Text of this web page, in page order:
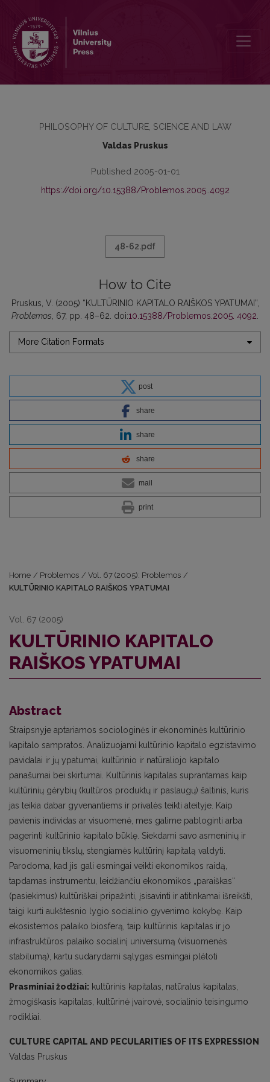
PHILOSOPHY OF CULTURE, SCIENCE AND LAW
Valdas Pruskus
Published 2005-01-01
https://doi.org/10.15388/Problemos.2005..4092
48-62.pdf
How to Cite
Pruskus, V. (2005) “KULTŪRINIO KAPITALO RAIŠKOS YPATUMAI”,
Problemos , 67, pp. 48–62. doi:10.15388/Problemos.2005. 4092
More Citation Formats
post
share
share
share
mail
print
Home / Problemos / Vol. 67 (2005): Problemos /
KULTŪRINIO KAPITALO RAIŠKOS YPATUMAI
Vol. 67 (2005)
KULTŪRINIO KAPITALO
RAIŠKOS YPATUMAI
Abstract
Straipsnyje aptariamos sociologinės ir ekonominės kultūrinio
kapitalo sampratos. Analizuojami kultūrinio kapitalo egzistavimo
pavidalai ir jų ypatumai, kultūrinio ir natūraliojo kapitalo
panašumai bei skirtumai. Kultūrinis kapitalas suprantamas kaip
kultūrinių gėrybių (kultūros produktų ir paslaugų) šaltinis, kuris
jas teikia dabar gyvenantiems ir privalės teikti ateityje. Kaip
pavienis individas ar visuomenė, mes galime pabloginti arba
pagerinti kultūrinio kapitalo būklę. Siekdami savo asmeninių ir
visuomeninių tikslų, stengiamės kultūrinį kapitalą valdyti.
Parodoma, kad jis gali esmingai veikti ekonomikos raidą,
tapdamas instrumentu, leidžiančiu ekonomikos „paraiškas“
(pasiekimus) kultūriškai pripažinti, įsisavinti ir atitinkamai išreikšti,
taigi kurti aukštesnio lygio socialinio gyvenimo kokybę. Kaip
ekosistemos palaiko biosferą, taip kultūrinis kapitalas ir jo
infrastruktūros palaiko socialinį universumą (visuomenės
stabilumą), kartu sudarydami sąlygas esmingai plėtoti
ekonomikos galias.
Prasminiai žodžiai: kultūrinis kapitalas, natūralus kapitalas,
žmogiškasis kapitalas, kultūrinė įvairovė, socialinio teisingumo
rodikliai.
CULTURE CAPITAL AND PECULARITIES OF ITS EXPRESSION
Valdas Pruskus